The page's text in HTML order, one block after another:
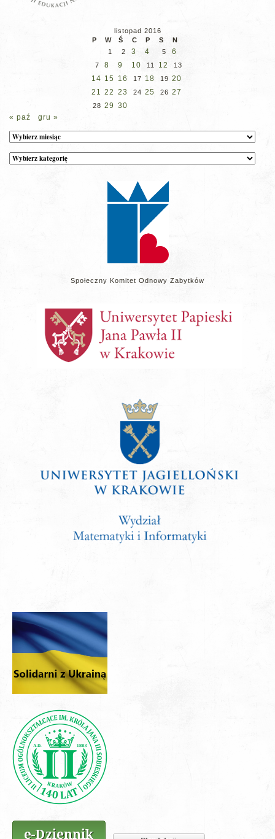
listopad 2016
P
W Ś C P S
N
1
2 3 4 5 6
7 8 9 10 11 12 13
14 15 16 17 18 19 20
21 22 23 24 25 26 27
28 29 30
« paź
gru »
Archiwum
Kategorie
wpisów
Społeczny Komitet Odnowy Zabytków